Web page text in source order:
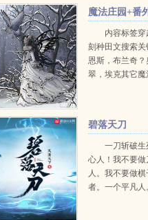
魔法庄园+番
内容标签
刻种田文搜索
恩斯，布兰奇
翠，埃克其它
精系幻兽翡翠...
碧落天刀
一刀斩破生
心人！我不要做
人。我不要做
者。一个平凡